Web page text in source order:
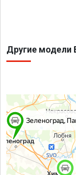
Другие модели